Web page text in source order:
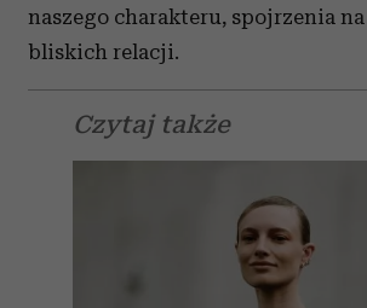
naszego charakteru, spojrzenia
bliskich relacji.
Czytaj także